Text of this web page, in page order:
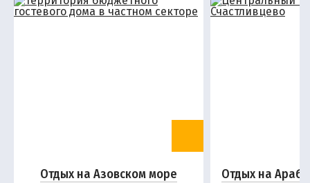
Отдых на Азовском море
Отдых на